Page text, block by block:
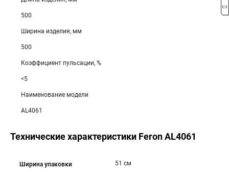
500
Ширина изделия, мм
500
Коэффициент пульсации, %
<5
Наименование модели
AL4061
Технические характеристики Feron AL4061
Ширина упаковки 51 см